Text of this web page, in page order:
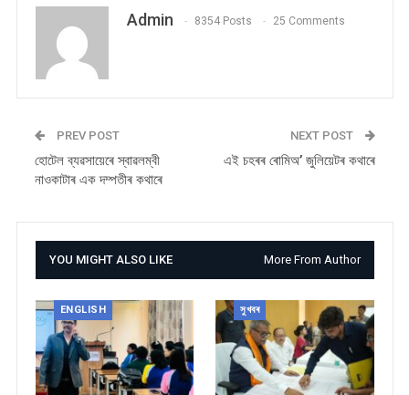
Admin 8354 Posts 25 Comments
PREV POST
হোটেল ব্যৱসায়েৰে স্বাৱলম্বী
নাওকাটাৰ এক দম্পতীৰ কথাৰে
NEXT POST
এই চহৰৰ ৰোমিঅ’ জুলিয়েটৰ কথাৰে
YOU MIGHT ALSO LIKE More From Author
ENGLISH সুখবৰ